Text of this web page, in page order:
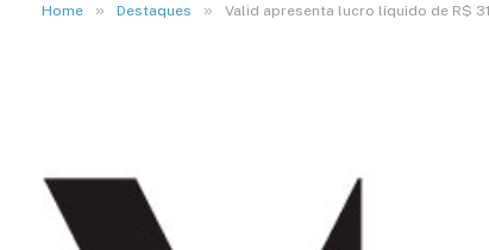
Home » Destaques » Valid apresenta lucro líquido de R$